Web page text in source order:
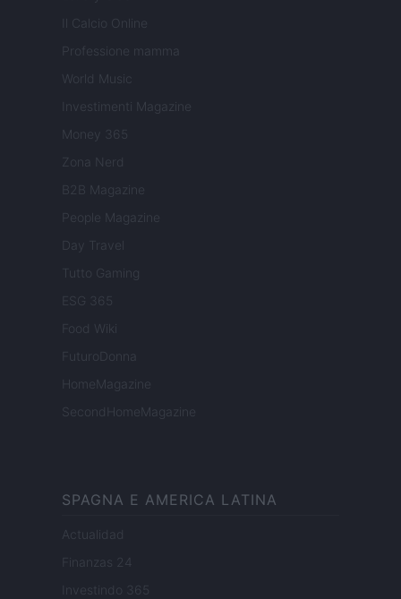
Il Calcio Online
Professione mamma
World Music
Investimenti Magazine
Money 365
Zona Nerd
B2B Magazine
People Magazine
Day Travel
Tutto Gaming
ESG 365
Food Wiki
FuturoDonna
HomeMagazine
SecondHomeMagazine
SPAGNA E AMERICA LATINA
Actualidad
Finanzas 24
Investindo 365